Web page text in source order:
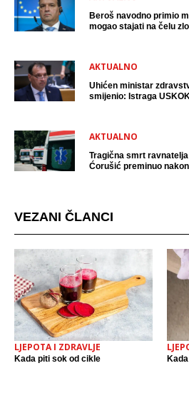
Beroš navodno primio
mogao stajati na čelu
AKTUALNO
Uhićen ministar
smijenio: Istraga
AKTUALNO
Tragična smrt
Ćorušić preminuo
VEZANI ČLANCI
LJEPOTA I ZDRAVLJE
Kada piti sok od cikle